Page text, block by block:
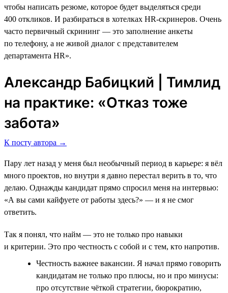
чтобы написать резюме, которое будет выделяться среди
400 откликов. И разбираться в хотелках HR-скринеров. Очень
часто первичный скрининг ― это заполнение анкеты
по телефону, а не живой диалог с представителем
департамента HR».
Александр Бабицкий | Тимлид
на практике: «Отказ тоже
забота»
К посту автора →
Пару лет назад у меня был необычный период в карьере: я вёл
много проектов, но внутри я давно перестал верить в то, что
делаю. Однажды кандидат прямо спросил меня на интервью:
«А вы сами кайфуете от работы здесь?» — и я не смог
ответить.
Так я понял, что найм — это не только про навыки
и критерии. Это про честность с собой и с тем, кто напротив.
Честность важнее вакансии. Я начал прямо говорить
кандидатам не только про плюсы, но и про минусы:
про отсутствие чёткой стратегии, бюрократию,